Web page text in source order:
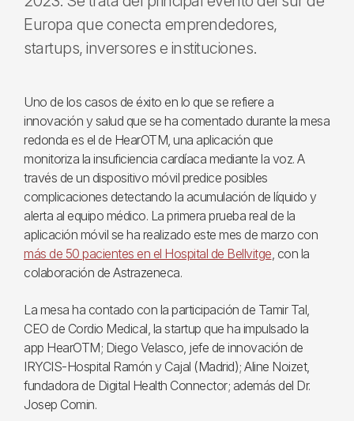
Europa que conecta emprendedores,
startups, inversores e instituciones.
Uno de los casos de éxito en lo que se refiere a
innovación y salud que se ha comentado durante la mesa
redonda es el de HearOTM, una aplicación que
monitoriza la insuficiencia cardíaca mediante la voz. A
través de un dispositivo móvil predice posibles
complicaciones detectando la acumulación de líquido y
alerta al equipo médico. La primera prueba real de la
aplicación móvil se ha realizado este mes de marzo con
más de 50 pacientes en el Hospital de Bellvitge, con la
colaboración de Astrazeneca.
La mesa ha contado con la participación de Tamir Tal,
CEO de Cordio Medical, la startup que ha impulsado la
app HearOTM; Diego Velasco, jefe de innovación de
IRYCIS-Hospital Ramón y Cajal (Madrid); Aline Noizet,
fundadora de Digital Health Connector; además del Dr.
Josep Comin.